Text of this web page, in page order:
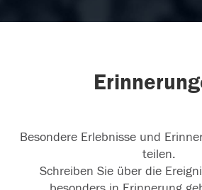
Besondere Erlebnisse und
teilen.
Schreiben Sie über die